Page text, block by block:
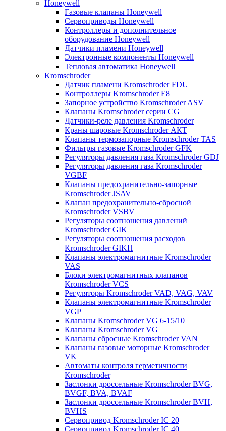
Honeywell
Газовые клапаны Honeywell
Сервоприводы Honeywell
Контроллеры и дополнительное
оборудование Honeywell
Датчики пламени Honeywell
Электронные компоненты Honeywell
Тепловая автоматика Honeywell
Kromschroder
Датчик пламени Kromschroder FDU
Контроллеры Kromschroder E8
Запорное устройство Kromschroder ASV
Клапаны Kromschroder серии CG
Датчики-реле давления Kromschroder
Краны шаровые Kromschroder АКТ
Клапаны термозапорные Kromschroder TAS
Фильтры газовые Kromschroder GFK
Регуляторы давления газа Kromschroder GDJ
Регуляторы давления газа Kromschroder
VGBF
Клапаны предохранительно-запорные
Kromschroder JSAV
Клапан предохранительно-сбросной
Kromschroder VSBV
Регуляторы соотношения давлений
Kromschroder GIK
Регуляторы соотношения расходов
Kromschroder GIKH
Клапаны электромагнитные Kromschroder
VAS
Блоки электромагнитных клапанов
Kromschroder VCS
Регуляторы Kromschroder VAD, VAG, VAV
Клапаны электромагнитные Kromschroder
VGP
Клапаны Kromschroder VG 6-15/10
Клапаны Kromschroder VG
Клапаны сбросные Kromschroder VAN
Клапаны газовые моторные Kromschroder
VK
Автоматы контроля герметичности
Kromschroder
Заслонки дроссельные Kromschroder BVG,
BVGF, BVA, BVAF
Заслонки дроссельные Kromschroder BVH,
BVHS
Сервопривод Kromschroder IC 20
Сервопривод Kromschroder IC 40